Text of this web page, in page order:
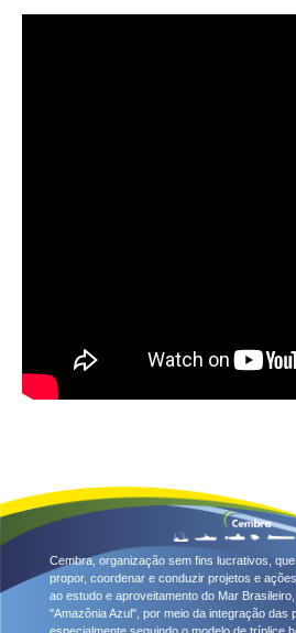
Cembra, organização sem fins lucrativos,
propor, coordenar e conduzir projetos e
ao estudo e aproveitamento do Mar
"Amazônia Azul", por meio da integração das